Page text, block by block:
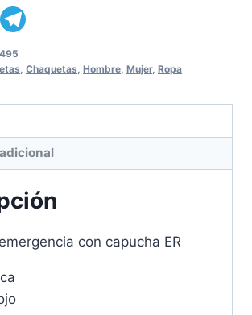
Copy
Link
, Chaquetas, Hombre, Mujer, Ropa
con capucha ER